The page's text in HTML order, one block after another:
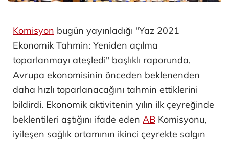
Komisyon bugün yayınladığı "Yaz 2021
Ekonomik Tahmin: Yeniden açılma
toparlanmayı ateşledi" başlıklı raporunda,
Avrupa ekonomisinin önceden beklenenden
daha hızlı toparlanacağını tahmin ettiklerini
bildirdi. Ekonomik aktivitenin yılın ilk çeyreğinde
beklentileri aştığını ifade eden AB Komisyonu,
iyileşen sağlık ortamının ikinci çeyrekte salgın